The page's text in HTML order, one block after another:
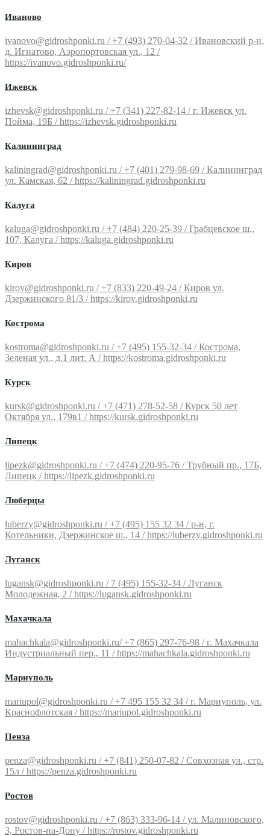
Иваново
ivanovo@gidroshponki.ru / +7 (493) 270-04-32 / Ивановский р-н,
д. Игнатово, Аэропортовская ул., 12 /
https://ivanovo.gidroshponki.ru/
Ижевск
izhevsk@gidroshponki.ru / +7 (341) 227-82-14 / г. Ижевск ул.
Пойма, 19Б / https://izhevsk.gidroshponki.ru
Калининград
kaliningrad@gidroshponki.ru / +7 (401) 279-98-69 / Калининград
ул. Камская, 62 / https://kaliningrad.gidroshponki.ru
Калуга
kaluga@gidroshponki.ru / +7 (484) 220-25-39 / Грабцевское ш.,
107, Калуга / https://kaluga.gidroshponki.ru
Киров
kirov@gidroshponki.ru / +7 (833) 220-49-24 / Киров ул.
Дзержинского 81/3 / https://kirov.gidroshponki.ru
Кострома
kostroma@gidroshponki.ru / +7 (495) 155-32-34 / Кострома,
Зеленая ул., д.1 лит. А / https://kostroma.gidroshponki.ru
Курск
kursk@gidroshponki.ru / +7 (471) 278-52-58 / Курск 50 лет
Октября ул., 179в1 / https://kursk.gidroshponki.ru
Липецк
lipezk@gidroshponki.ru / +7 (474) 220-95-76 / Трубный пр., 17Б,
Липецк / https://lipezk.gidroshponki.ru
Люберцы
luberzy@gidroshponki.ru / +7 (495) 155 32 34 / р-н, г.
Котельники, Дзержинское ш., 14 / https://luberzy.gidroshponki.ru
Луганск
lugansk@gidroshponki.ru / 7 (495) 155-32-34 / Луганск
Молодежная, 2 / https://lugansk.gidroshponki.ru
Махачкала
mahachkala@gidroshponki.ru/ +7 (865) 297-76-98 / г. Махачкала
Индустриальный пер., 11 / https://mahachkala.gidroshponki.ru
Мариуполь
mariupol@gidroshponki.ru / +7 495 155 32 34 / г. Мариуполь, ул.
Краснофлотская / https://mariupol.gidroshponki.ru
Пенза
penza@gidroshponki.ru / +7 (841) 250-07-82 / Совхозная ул., стр.
15л / https://penza.gidroshponki.ru
Ростов
rostov@gidroshponki.ru / +7 (863) 333-96-14 / ул. Малиновского,
3, Ростов-на-Дону / https://rostov.gidroshponki.ru